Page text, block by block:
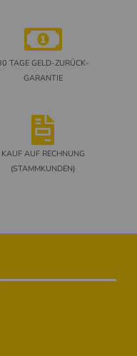
TAGE GELD-ZURÜCK-
GARANTIE
KAUF AUF RECHNUNG
(STAMMKUNDEN)